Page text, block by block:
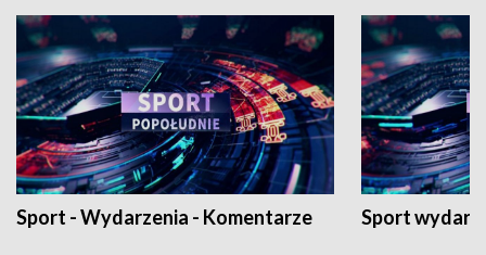
Sport - Wydarzenia - Komentarze Sport